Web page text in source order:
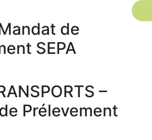
de
SEPA
–
Prélevement